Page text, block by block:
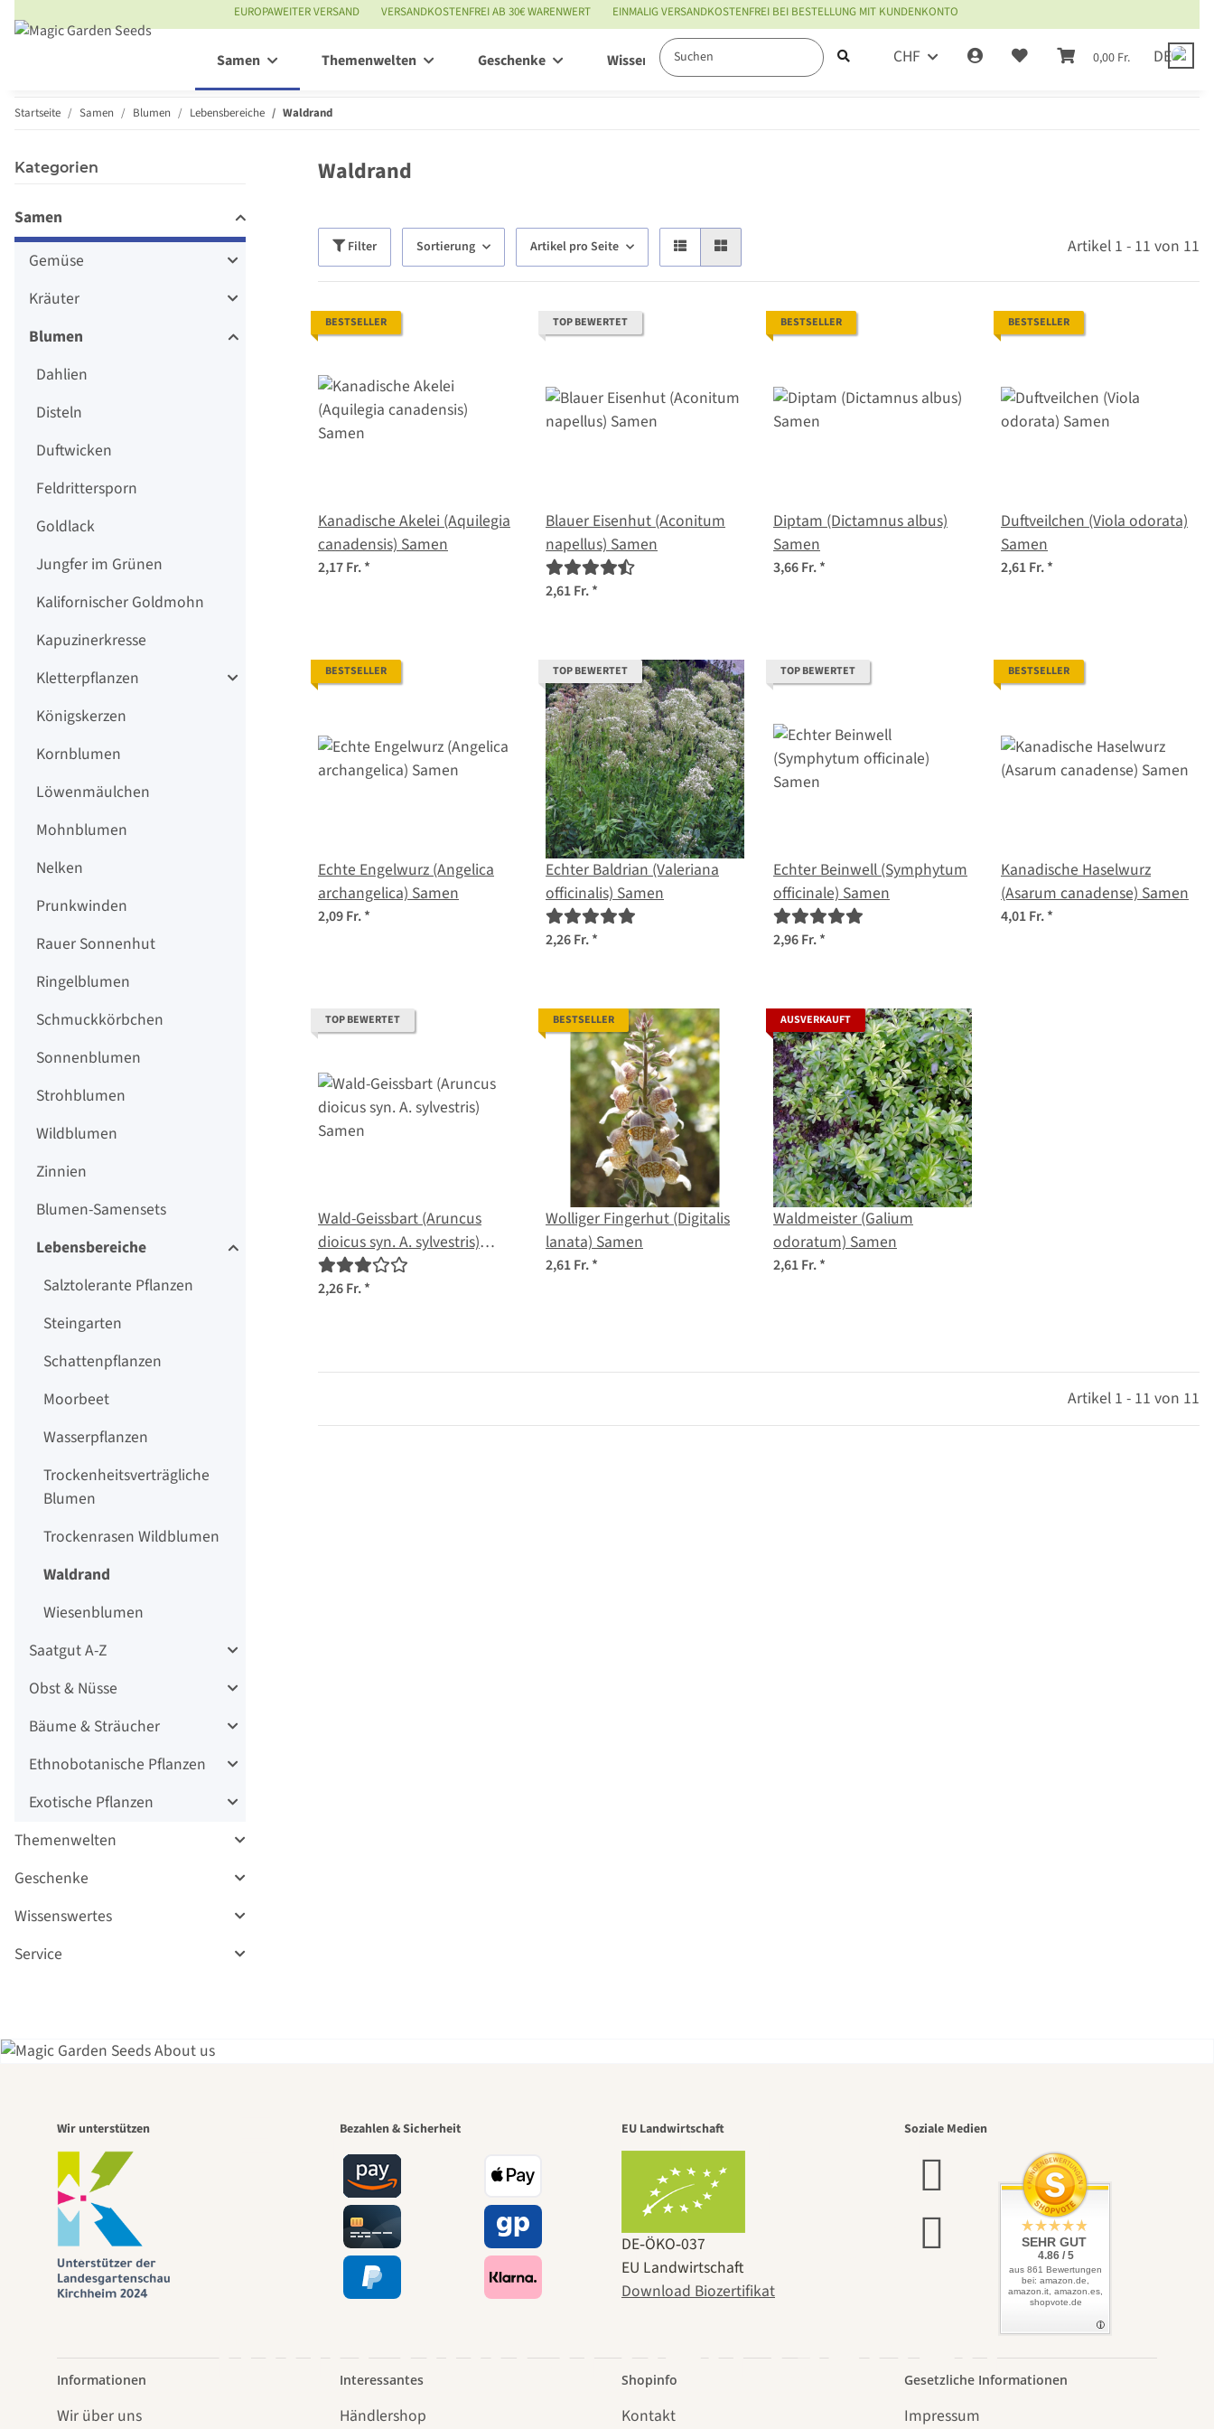
EUROPAWEITER VERSAND VERSANDKOSTENFREI AB 30€ WARENWERT EINMALIG VERSANDKOSTENFREI BEI BESTELLUNG MIT KUNDENKONTO
CHF 0,00 Fr. DE
Samen Themenwelten Geschenke Wissenswertes
Startseite Samen Blumen Lebensbereiche Waldrand
Waldrand
Filter Sortierung Artikel pro Seite Artikel 1 - 11 von 11
BESTSELLER
Kanadische Akelei (Aquilegia
canadensis) Samen
2,17 Fr.*
TOP BEWERTET
Blauer Eisenhut (Aconitum
napellus) Samen
2,61 Fr.*
BESTSELLER
Diptam (Dictamnus albus)
Samen
3,66 Fr.*
BESTSELLER
Duftveilchen (Viola odorata)
Samen
2,61 Fr.*
BESTSELLER
Echte Engelwurz (Angelica
archangelica) Samen
2,09 Fr.*
TOP BEWERTET
Echter Baldrian (Valeriana
officinalis) Samen
2,26 Fr.*
TOP BEWERTET
Echter Beinwell (Symphytum
officinale) Samen
2,96 Fr.*
BESTSELLER
Kanadische Haselwurz
(Asarum canadense) Samen
4,01 Fr.*
TOP BEWERTET
Wald-Geissbart (Aruncus
dioicus syn. A. sylvestris)
Samen
2,26 Fr.*
BESTSELLER
Wolliger Fingerhut (Digitalis
lanata) Samen
2,61 Fr.*
AUSVERKAUFT
Waldmeister (Galium
odoratum) Samen
2,61 Fr.*
Artikel 1 - 11 von 11
Kategorien
Samen
Gemüse
Kräuter
Blumen
Dahlien
Disteln
Duftwicken
Feldrittersporn
Goldlack
Jungfer im Grünen
Kalifornischer Goldmohn
Kapuzinerkresse
Kletterpflanzen
Königskerzen
Kornblumen
Löwenmäulchen
Mohnblumen
Nelken
Prunkwinden
Rauer Sonnenhut
Ringelblumen
Schmuckkörbchen
Sonnenblumen
Strohblumen
Wildblumen
Zinnien
Blumen-Samensets
Lebensbereiche
Salztolerante Pflanzen
Steingarten
Schattenpflanzen
Moorbeet
Wasserpflanzen
Trockenheitsverträgliche
Blumen
Trockenrasen Wildblumen
Waldrand
Wiesenblumen
Saatgut A-Z
Obst & Nüsse
Bäume & Sträucher
Ethnobotanische Pflanzen
Exotische Pflanzen
Themenwelten
Geschenke
Wissenswertes
Service
Einer der schönsten
Wege zu uns selbst
führt durch den Garten
Wir unterstützen Bezahlen & Sicherheit EU Landwirtschaft
DE‑ÖKO‑037
EU Landwirtschaft
Download Biozertifikat
Soziale Medien
SEHR GUT
4.86 / 5
aus 861 Bewertungen
bei: amazon.de,
amazon.it, amazon.es,
shopvote.de
Informationen
Wir über uns
Interessantes
Händlershop
Shopinfo
Kontakt
Gesetzliche Informationen
Impressum